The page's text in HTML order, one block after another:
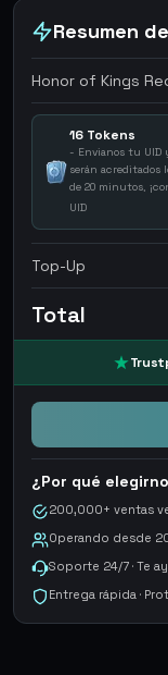
Resumen
Honor of Kings
16 Tokens
- Envianos tu UID
serán acreditados
de 20 minutos,
UID
Top-Up
Total
¿Por qué
200,000+ ventas
Operando desde
Soporte 24/7 · Te
Entrega rápida ·